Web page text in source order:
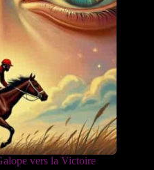
vers la Victoire